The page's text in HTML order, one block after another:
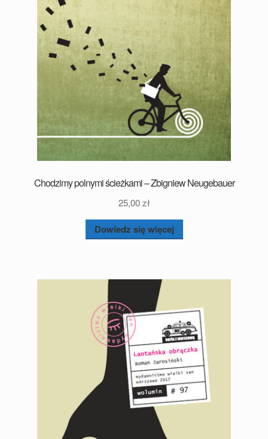
Chodzimy polnymi ścieżkami – Zbigniew Neugebauer
25,00zł
Dowiedz się więcej